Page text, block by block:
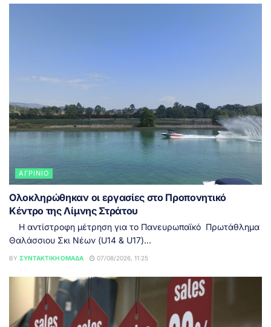
ΑΓΡΊΝΙΟ
Ολοκληρώθηκαν οι εργασίες στο Προπονητικό
Κέντρο της Λίμνης Στράτου
Η αντίστροφη μέτρηση για το Πανευρωπαϊκό Πρωτάθλημα
Θαλάσσιου Σκι Νέων (U14 & U17)...
BY ΣΥΝΤΑΚΤΙΚΉ ΟΜΆΔΑ 07/08/2026, 11:25